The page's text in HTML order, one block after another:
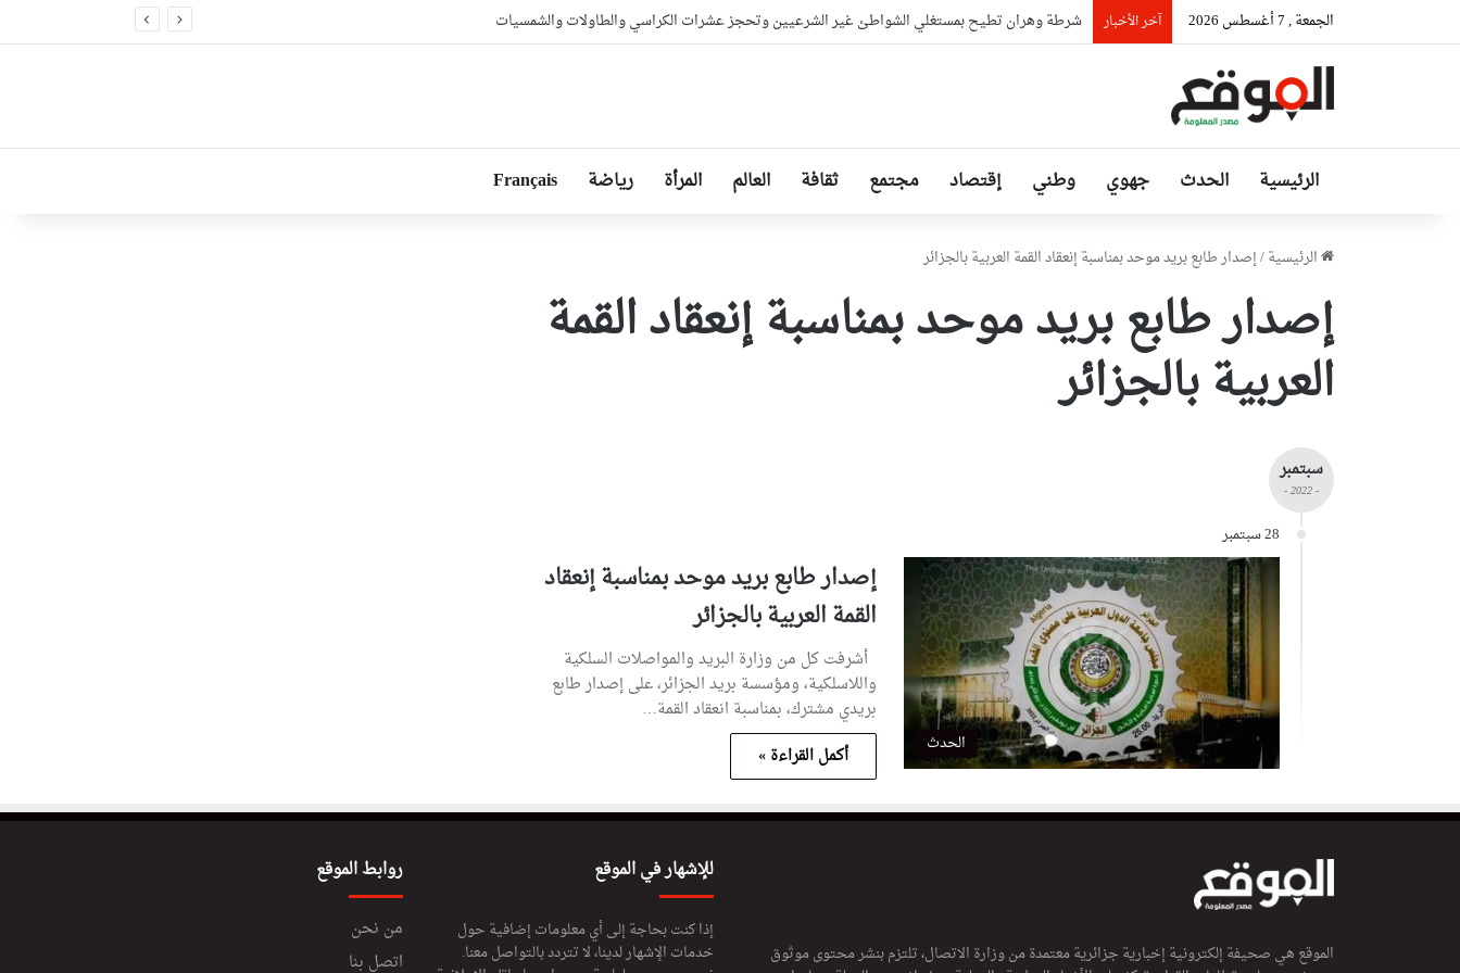
الجمعة , 7 أغسطس 2026 آخر الأخبار شرطة وهران تطيح بمستغلي الشواطئ غير الشرعيين وتحجز عشرات الكراسي والطاولات والشمسيات
الرئيسية الحدث جهوي وطني إقتصاد مجتمع ثقافة العالم المرأة رياضة Français
الرئيسية/إصدار طابع بريد موحد بمناسبة إنعقاد القمة العربية بالجزائر
إصدار طابع بريد موحد بمناسبة إنعقاد القمة
العربية بالجزائر
سبتمبر
- 2022 -
28 سبتمبر
الحدث
إصدار طابع بريد موحد بمناسبة إنعقاد
القمة العربية بالجزائر
أشرفت كل من وزارة البريد والمواصلات السلكية
واللاسلكية، ومؤسسة بريد الجزائر، على إصدار طابع
بريدي مشترك، بمناسبة انعقاد القمة…
أكمل القراءة »
الموقع هي صحيفة إلكترونية إخبارية جزائرية معتمدة من وزارة الاتصال، تلتزم بنشر محتوى موثوق
للإشهار في الموقع
إذا كنت بحاجة إلى أي معلومات إضافية حول
خدمات الإشهار لدينا، لا تتردد بالتواصل معنا.
روابط الموقع
من نحن
اتصل بنا